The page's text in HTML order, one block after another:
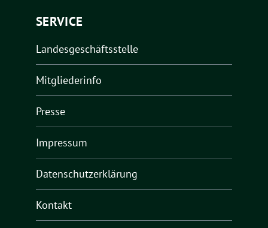
SERVICE
Landesgeschäftsstelle
Mitgliederinfo
Presse
Impressum
Datenschutzerklärung
Kontakt